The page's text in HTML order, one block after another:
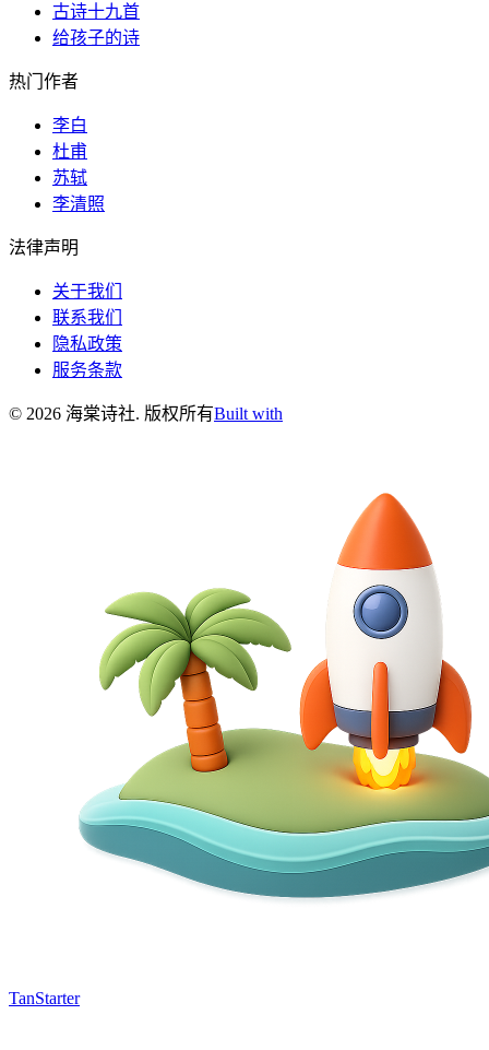
古诗十九首
给孩子的诗
热门作者
李白
杜甫
苏轼
李清照
法律声明
关于我们
联系我们
隐私政策
服务条款
© 2026 海棠诗社. 版权所有Built with
TanStarter